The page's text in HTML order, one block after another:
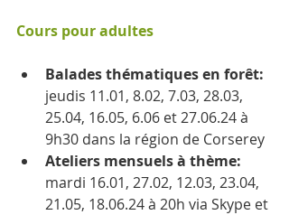
Cours pour adultes
Balades thématiques en forêt:
jeudis 11.01, 8.02, 7.03, 28.03,
25.04, 16.05, 6.06 et 27.06.24 à
9h30 dans la région de Corserey
Ateliers mensuels à thème:
mardi 16.01, 27.02, 12.03, 23.04,
21.05, 18.06.24 à 20h via Skype et